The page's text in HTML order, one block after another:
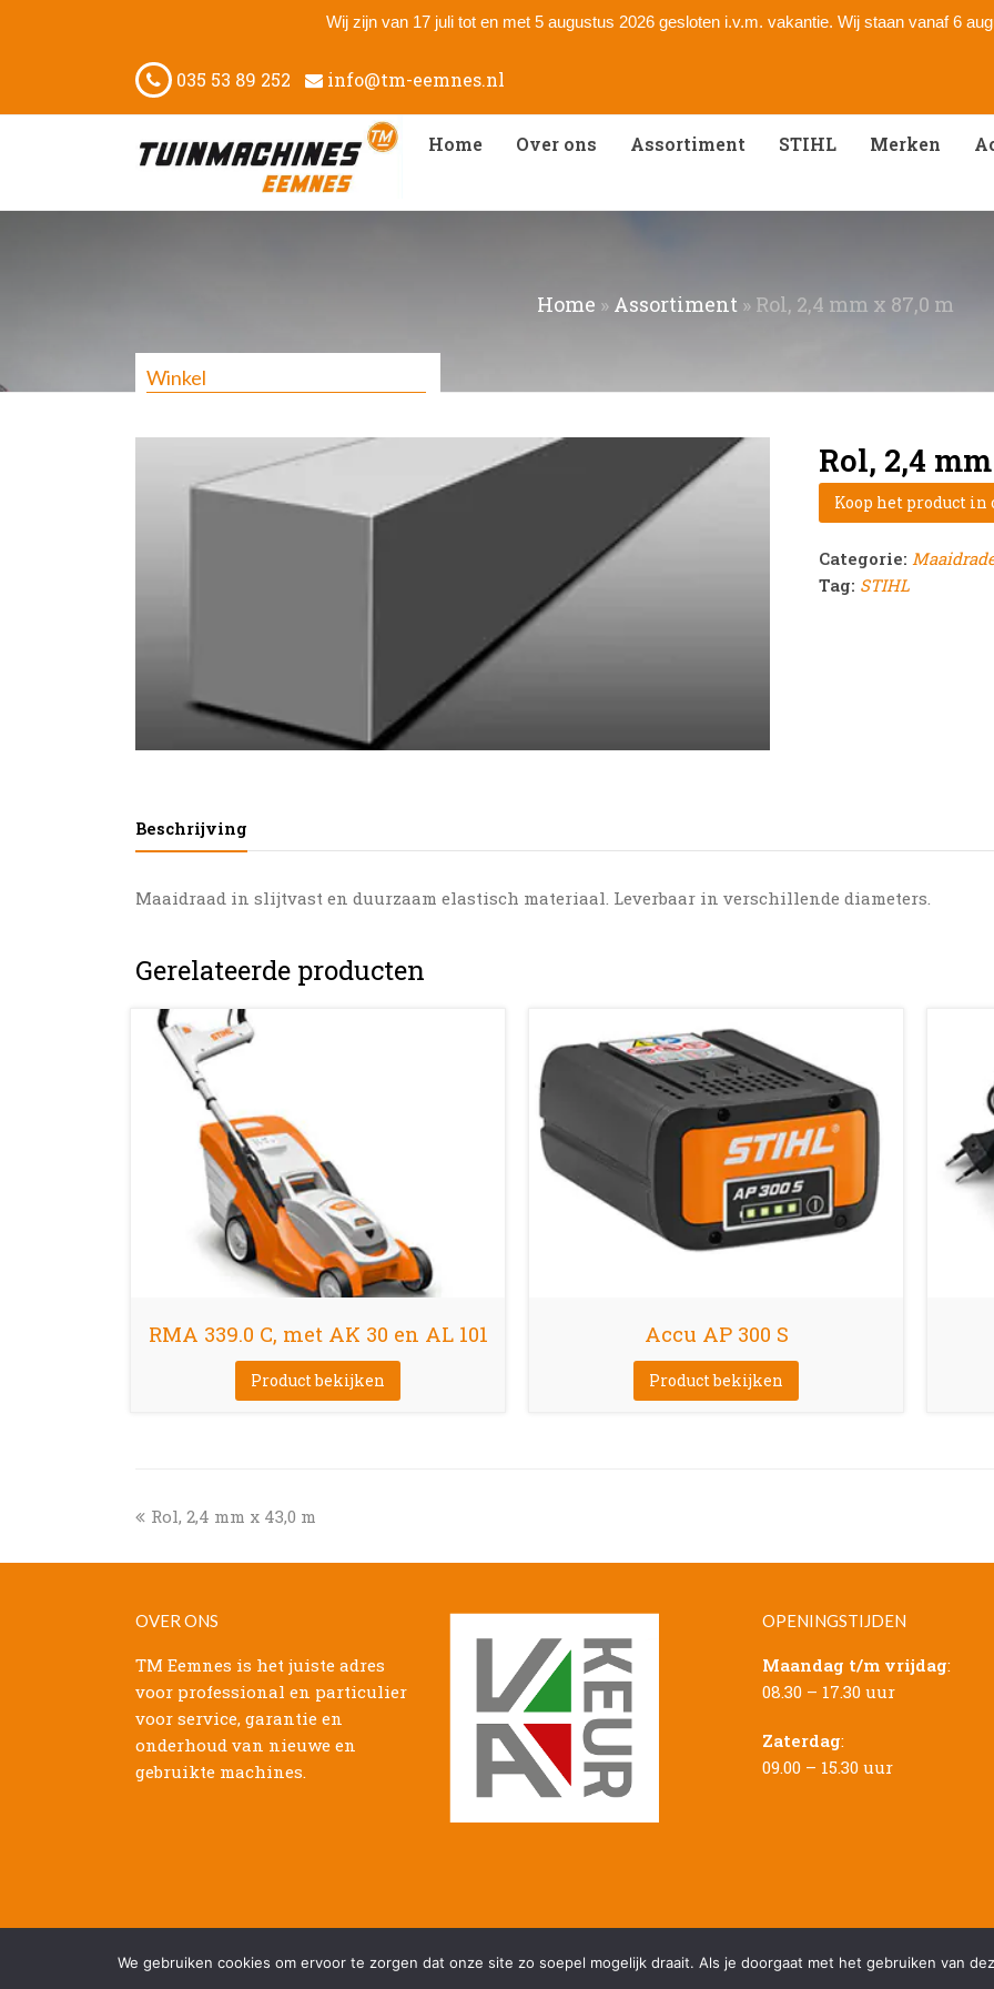
Wij zijn van 17 juli tot en met 5 augustus 2026 gesloten i.v.m. vakantie. Wij staan vanaf 6
035 53 89 252 info@tm-eemnes.nl
Home Over ons Assortiment STIHL Merken
Winkel
Home » Assortiment » Rol, 2,4 mm x 87,0 m
Rol, 2,4
Koop het product
Categorie:
Tag: STIHL
Beschrijving
Maaidraad in slijtvast en duurzaam elastisch materiaal. Leverbaar in verschillende diameters.
Gerelateerde producten
RMA 339.0 C, met AK 30 en AL 101
Product bekijken
Accu AP 300 S
Product bekijken
previous
Rol, 2,4 mm x 43,0 m
OVER ONS
TM Eemnes is het juiste adres
voor professional en particulier
voor service, garantie en
onderhoud van nieuwe en
gebruikte machines.
OPENINGSTIJDEN
Maandag t/m vrijdag:
08.30 – 17.30 uur
Zaterdag:
09.00 – 15.30 uur
© Copyright - 2026 Tuinmachines Eemnes
We gebruiken cookies om ervoor te zorgen dat onze site zo soepel mogelijk draait. Als je doorgaat met het gebruiken van